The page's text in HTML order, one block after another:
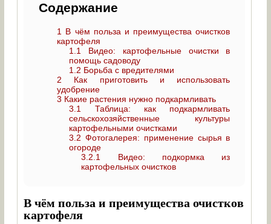
Содержание
1
В чём польза и преимущества очистков
картофеля
1.1
Видео: картофельные очистки в
помощь садоводу
1.2 Борьба с вредителями
2 Как приготовить и использовать
удобрение
3 Какие растения нужно подкармливать
3.1
Таблица: как подкармливать
сельскохозяйственные культуры
картофельными очистками
3.2 Фотогалерея: применение сырья в
огороде
3.2.1
Видео: подкормка из
картофельных очистков
В чём польза и преимущества очистков
картофеля